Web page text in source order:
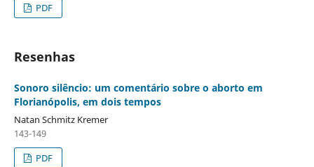
PDF
Resenhas
Sonoro silêncio: um comentário sobre o aborto em
Florianópolis, em dois tempos
Natan Schmitz Kremer
143-149
PDF